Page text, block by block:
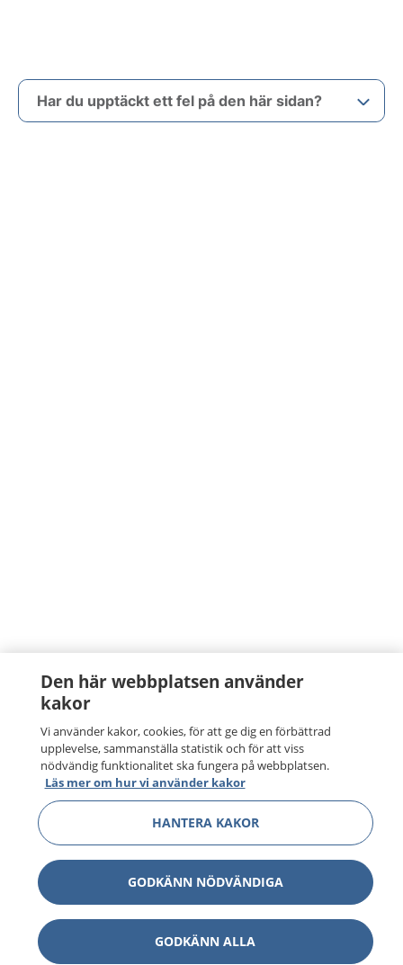
Har du upptäckt ett fel på den här sidan?
Den här webbplatsen använder
kakor
Vi använder kakor, cookies, för att ge dig en förbättrad
upplevelse, sammanställa statistik och för att viss
nödvändig funktionalitet ska fungera på webbplatsen.
Läs mer om hur vi använder kakor
HANTERA KAKOR
GODKÄNN NÖDVÄNDIGA
GODKÄNN ALLA